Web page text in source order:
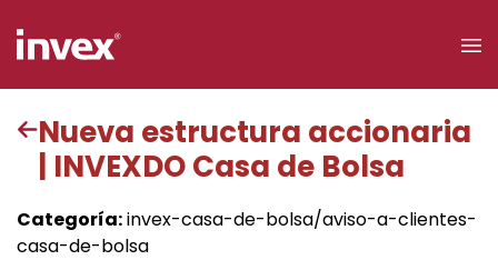
Acceso a
Nueva estructura accionaria
| INVEXDO Casa de Bolsa
Categoría:invex-casa-de-bolsa/aviso-a-clientes-
casa-de-bolsa